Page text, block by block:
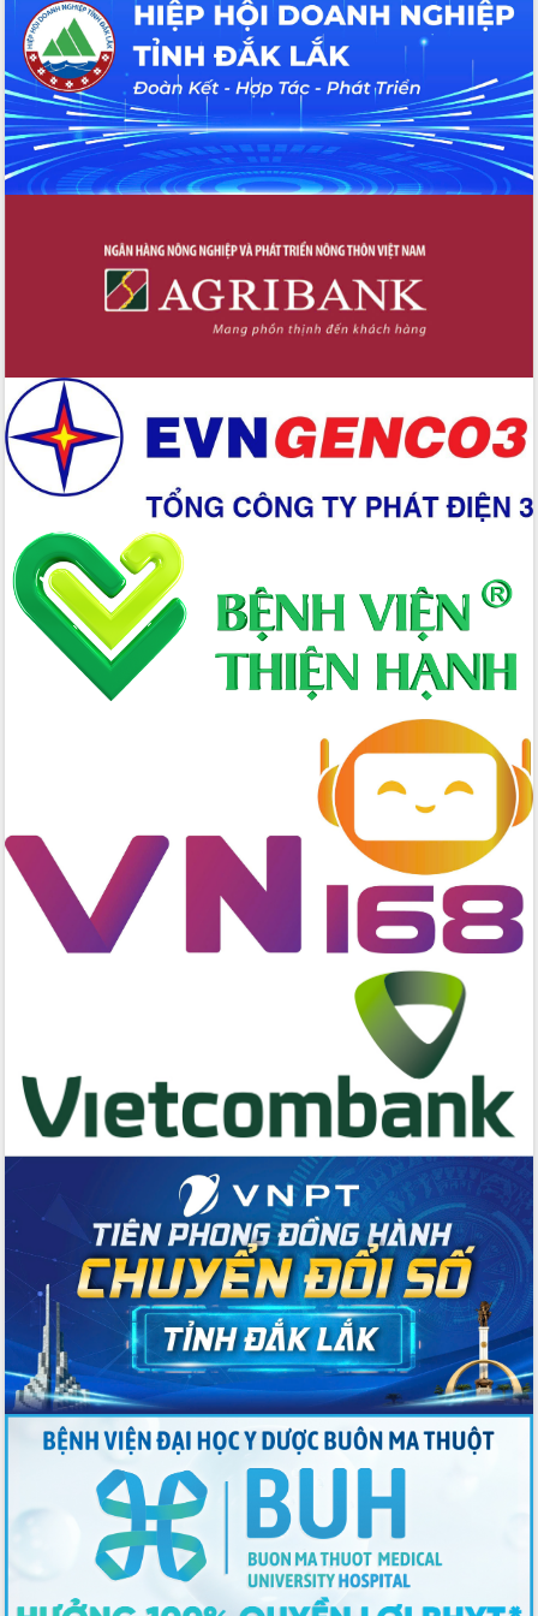
Hội thảo khoa học “Giải pháp thúc đẩy
phát triển nền kinh tế xanh tại tỉnh
Đắk Lắk”
Tăng cường giám sát, đôn đốc thực
hiện nhiệm vụ quản lý tài sản công
hàng tuần
Tháo gỡ những vướng mắc, đẩy mạnh
Đắk Lắk: Tôn vinh 46 giải pháp tại Hội
thi Sáng tạo Kỹ thuật 2024 - 2025
Đắk Lắk rà soát, điều chỉnh Đề án 190
Phó Chủ tịch UBND tỉnh Đắk Lắk
Trương Công Thái kiểm tra thực địa
Dự án cao tốc Khánh Hòa - Buôn Ma
Thuột
Định vị cà phê Việt Nam như một “di
sản sống” trong dòng chảy toàn cầu
Xây dựng nông thôn mới: Nâng cao đời
sống người dân từ những mô hình thiết
thực
Quyết liệt tháo gỡ vướng mắc, đẩy
nhanh tiến độ các dự án trọng điểm
trong Khu kinh tế Nam Phú Yên
Hòn Yến phát triển du lịch gắn với bảo
Phát động chiến dịch 30 ngày đêm
giải phóng mặt bằng Tuyến đường bộ
ven biển
Đắk Lắk nỗ lực thúc đẩy tăng trưởng
kinh tế từ 10% trở lên trong Quý
Thứ trưởng Bộ Y tế làm việc với tỉnh
Đắk Lắk về phát triển nhân lực y tế
cho trạm y tế cấp xã
Du lịch Đắk Lắk nâng tầm trải nghiệm
du khách thông qua Hệ thống cơ sở dữ
liệu và Bản đồ số
Tập huấn ứng dụng trí tuệ nhân tạo (AI)
trong thương mại điện tử năm 2026
Đoàn đại biểu Quốc hội tỉnh Đắk Lắk
trao đổi thông tin trước Kỳ họp thứ
nhất, Quốc hội khóa XVI
Quyết liệt cải cách hành chính, khơi
thông nguồn lực phát triển
Nâng cao hiệu lực, hiệu quả HĐND
tỉnh thông qua hiện đại hóa hành chính
Xã Ea Phê gắn cải cách hành chính với
chuyển đổi số
Phó Chủ tịch Thường trực UBND tỉnh
Hồ Thị Nguyên Thảo làm việc tại Trung